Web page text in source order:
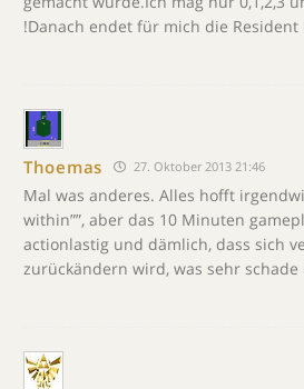
!Danach endet für mich die Resident
Thoemas 27. Oktober 2013 21:46
Mal was anderes. Alles hofft
within””, aber das 10 Minuten
actionlastig und dämlich, dass sich
zurückändern wird, was sehr